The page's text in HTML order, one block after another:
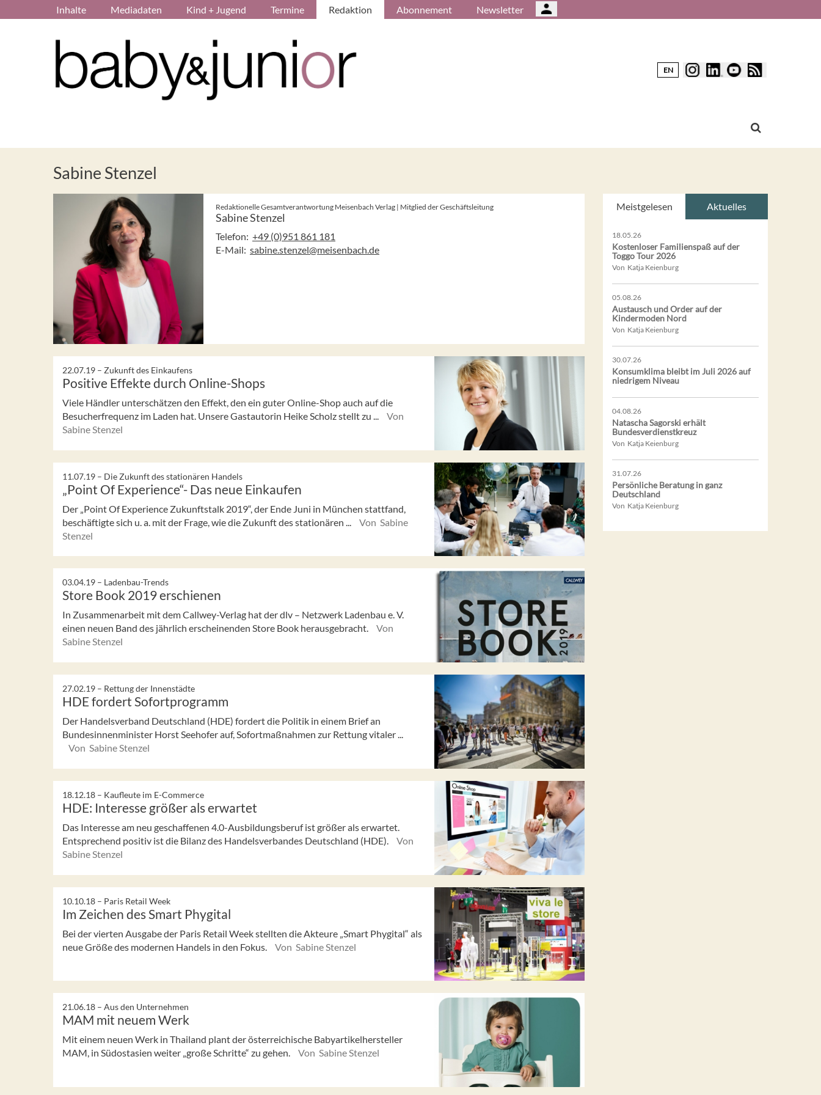
Inhalte Mediadaten Kind + Jugend Termine Redaktion Abonnement Newsletter
EN
Sabine Stenzel
Redaktionelle Gesamtverantwortung Meisenbach Verlag | Mitglied der Geschäftsleitung
Sabine Stenzel
Telefon: +49 (0)951 861 181
E-Mail: sabine.stenzel@meisenbach.de
22.07.19 – Zukunft des Einkaufens
Positive Effekte durch Online-Shops
Viele Händler unterschätzen den Effekt, den ein guter Online-Shop auch auf die
Besucherfrequenz im Laden hat. Unsere Gastautorin Heike Scholz stellt zu ...
Von
Sabine Stenzel
11.07.19 – Die Zukunft des stationären Handels
„Point Of Experience“- Das neue Einkaufen
Der „Point Of Experience Zukunftstalk 2019“, der Ende Juni in München stattfand,
beschäftigte sich u. a. mit der Frage, wie die Zukunft des stationären ...
Von Sabine
Stenzel
03.04.19 – Ladenbau-Trends
Store Book 2019 erschienen
In Zusammenarbeit mit dem Callwey-Verlag hat der dlv – Netzwerk Ladenbau e. V.
einen neuen Band des jährlich erscheinenden Store Book herausgebracht.
Von
Sabine Stenzel
27.02.19 – Rettung der Innenstädte
HDE fordert Sofortprogramm
Der Handelsverband Deutschland (HDE) fordert die Politik in einem Brief an
Bundesinnenminister Horst Seehofer auf, Sofortmaßnahmen zur Rettung vitaler ...
Von Sabine Stenzel
18.12.18 – Kaufleute im E-Commerce
HDE: Interesse größer als erwartet
Das Interesse am neu geschaffenen 4.0-Ausbildungsberuf ist größer als erwartet.
Entsprechend positiv ist die Bilanz des Handelsverbandes Deutschland (HDE).
Von
Sabine Stenzel
10.10.18 – Paris Retail Week
Im Zeichen des Smart Phygital
Bei der vierten Ausgabe der Paris Retail Week stellten die Akteure „Smart Phygital“ als
neue Größe des modernen Handels in den Fokus.
Von Sabine Stenzel
21.06.18 – Aus den Unternehmen
MAM mit neuem Werk
Mit einem neuen Werk in Thailand plant der österreichische Babyartikelhersteller
MAM, in Südostasien weiter „große Schritte“ zu gehen.
Von Sabine Stenzel
Meistgelesen Aktuelles
18.05.26
Kostenloser Familienspaß auf der
Toggo Tour 2026
Von Katja Keienburg
05.08.26
Austausch und Order auf der
Kindermoden Nord
Von Katja Keienburg
30.07.26
Konsumklima bleibt im Juli 2026 auf
niedrigem Niveau
04.08.26
Natascha Sagorski erhält
Bundesverdienstkreuz
Von Katja Keienburg
31.07.26
Persönliche Beratung in ganz
Deutschland
Von Katja Keienburg